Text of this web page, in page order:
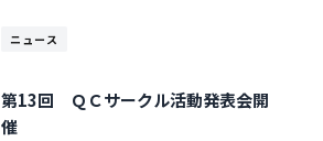
ニュース
第13回 ＱＣサークル活動発表会開
催